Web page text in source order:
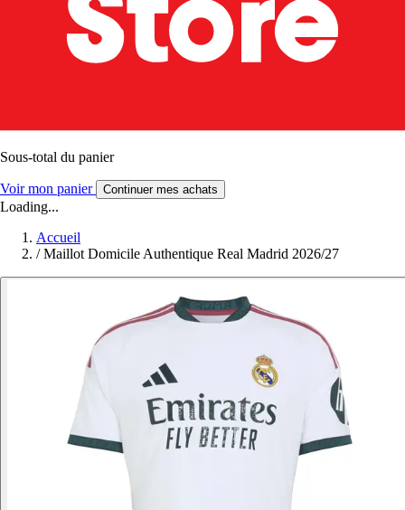
Sous-total du panier
Voir mon panier Continuer mes achats
Loading...
Accueil
/ Maillot Domicile Authentique Real Madrid 2026/27